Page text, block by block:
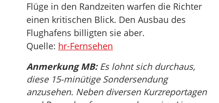
Flüge in den Randzeiten warfen die Richter
einen kritischen Blick. Den Ausbau des
Flughafens billigten sie aber.
Quelle: hr-Fernsehen
Anmerkung MB:Es lohnt sich durchaus,
diese 15-minütige Sondersendung
anzusehen. Neben diversen Kurzreportagen